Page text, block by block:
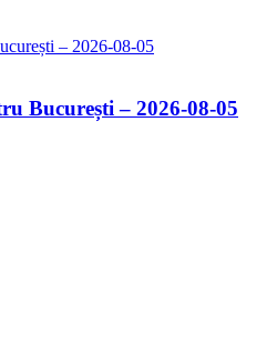
București – 2026-08-05